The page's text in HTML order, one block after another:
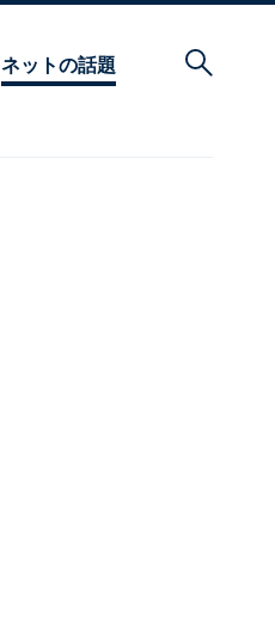
ネットの話題